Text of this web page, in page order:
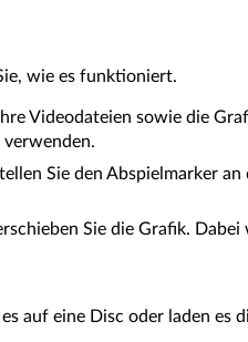
wie es funktioniert.
Videodateien sowie die
Sie den Abspielmarker
Sie die Grafik.
auf eine Disc oder laden es